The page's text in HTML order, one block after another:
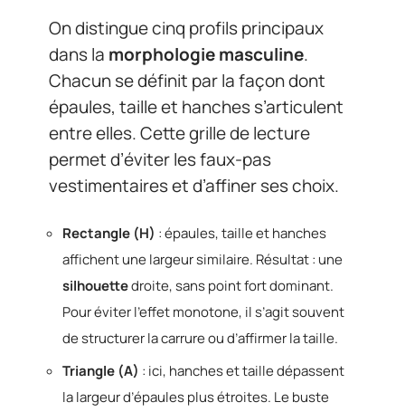
On distingue cinq profils principaux
dans la morphologie masculine.
Chacun se définit par la façon dont
épaules, taille et hanches s’articulent
entre elles. Cette grille de lecture
permet d’éviter les faux-pas
vestimentaires et d’affiner ses choix.
Rectangle (H) : épaules, taille et hanches
affichent une largeur similaire. Résultat : une
silhouettedroite, sans point fort dominant.
Pour éviter l’effet monotone, il s’agit souvent
de structurer la carrure ou d’affirmer la taille.
Triangle (A) : ici, hanches et taille dépassent
la largeur d’épaules plus étroites. Le buste